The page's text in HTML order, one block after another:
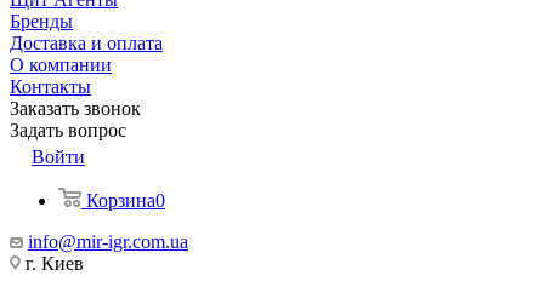
Бренды
Доставка и оплата
О компании
Контакты
Заказать звонок
Задать вопрос
Войти
Корзина0
info@mir-igr.com.ua
г. Киев